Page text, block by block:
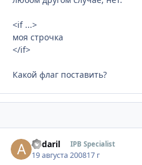
<if ...>
моя строчка
</if>
Какой флаг поставить?
andaril IPB Specialist
19 августа 200817 г